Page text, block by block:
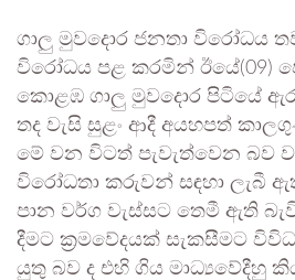
ගාලු මුවදොර ජනතා විරෝධය
විරෝධය පළ කරමින් ඊයේ(09)
කොළඹ ගාලු මුවදොර පිටියේ
තද වැසි සුළං ආදී අයහපත්
මේ වන විටත් පැවැත්වෙන බව
විරෝධතා කරුවන් සඳහා ලැබී
පාන වර්ග වැස්සට තෙමී ඇති
දීමට ක්‍රමවේදයක් සැකසීමට
යුතු බව ද එහි ගිය මාධ්‍යවේදීහු